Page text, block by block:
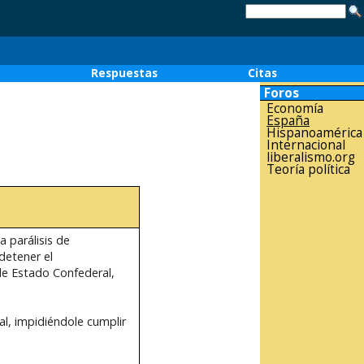
Respuestas Citas
parálisis de
el
Estado Confederal,
impidiéndole cumplir
Foros
Economía
España
Hispanoamérica
Internacional
liberalismo.org
Teoría política